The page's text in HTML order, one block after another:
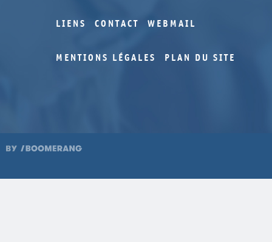
LIENS CONTACT WEBMAIL
MENTIONS LÉGALES PLAN DU SITE